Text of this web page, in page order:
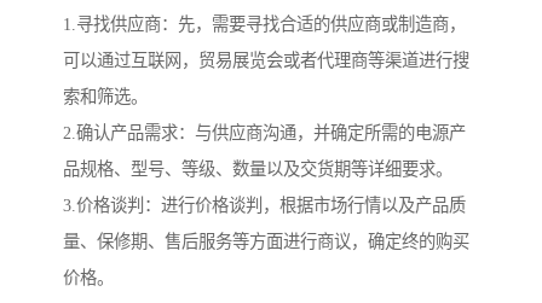
1.寻找供应商：先，需要寻找合适的供应商或制造商，
可以通过互联网，贸易展览会或者代理商等渠道进行搜
索和筛选。
2.确认产品需求：与供应商沟通，并确定所需的电源产
品规格、型号、等级、数量以及交货期等详细要求。
3.价格谈判：进行价格谈判，根据市场行情以及产品质
量、保修期、售后服务等方面进行商议，确定终的购买
价格。